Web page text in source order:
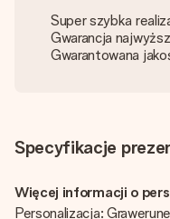
Super szybka
Gwarancja
Gwarantowana
Specyfikacje
Więcej informacji o
Personalizacja: